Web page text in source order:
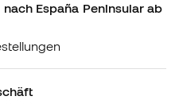
España Peninsular ab